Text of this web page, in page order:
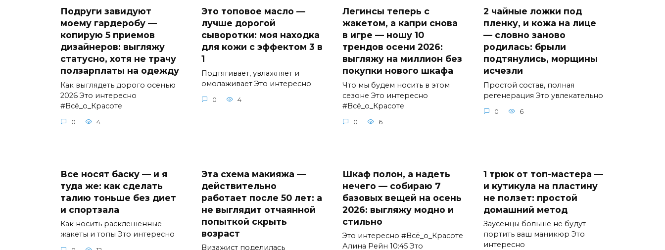
Подруги завидуют
моему гардеробу —
копирую 5 приемов
дизайнеров: выгляжу
статусно, хотя не трачу
ползарплаты на одежду
Как выглядеть дорого осенью
2026 Это интересно
#Всё_о_Красоте
0 4
Это топовое масло —
лучше дорогой
сыворотки: моя находка
для кожи с эффектом 3 в
1
Подтягивает, увлажняет и
омолаживает Это интересно
0 4
Легинсы теперь с
жакетом, а капри снова
в игре — ношу 10
трендов осени 2026:
выгляжу на миллион без
покупки нового шкафа
Что мы будем носить в этом
сезоне Это интересно
#Всё_о_Красоте
0 6
2 чайные ложки под
пленку, и кожа на лице
— словно заново
родилась: брыли
подтянулись, морщины
исчезли
Простой состав, полная
регенерация Это увлекательно
0 6
Все носят баску — и я
туда же: как сделать
талию тоньше без диет
и спортзала
Как носить расклешенные
жакеты и топы Это интересно
Эта схема макияжа —
действительно
работает после 50 лет: а
не выглядит отчаянной
попыткой скрыть
возраст
Визажист поделилась
Шкаф полон, а надеть
нечего — собираю 7
базовых вещей на осень
2026: выгляжу модно и
стильно
Это интересно #Всё_о_Красоте
Алина Рейн 10:45 Это
1 трюк от топ-мастера —
и кутикула на пластину
не ползет: простой
домашний метод
Заусенцы больше не будут
портить ваш маникюр Это
интересно